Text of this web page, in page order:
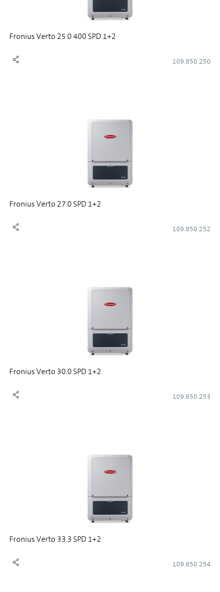
Fronius Verto 25.0 400 SPD 1+2
109.850.250
Fronius Verto 27.0 SPD 1+2
109.850.252
Fronius Verto 30.0 SPD 1+2
109.850.253
Fronius Verto 33.3 SPD 1+2
109.850.254